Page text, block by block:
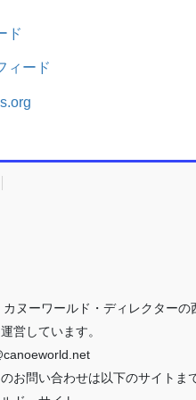
ド
ィード
ヌーワールド・ディレクターの
営しています。
お問い合わせは以下のサイトま